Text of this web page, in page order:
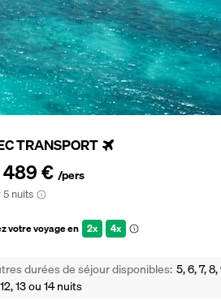
TRANSPORT
489 € /pers
5 nuits
votre voyage en 2x 4x
durées de séjour disponibles 5, 6, 7, 8,
12, 13 ou 14 nuits